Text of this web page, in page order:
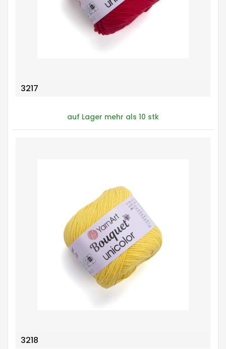
3217
auf Lager mehr als 10 stk
3218